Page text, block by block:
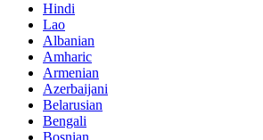
Hindi
Lao
Albanian
Amharic
Armenian
Azerbaijani
Belarusian
Bengali
Bosnian